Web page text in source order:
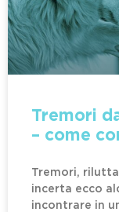
Tremori
– come
Tremori,
incerta ecco
incontrare in